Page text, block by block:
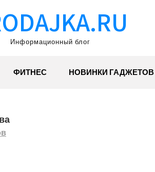
Информационный блог
ФИТНЕС НОВИНКИ ГАДЖЕТОВ